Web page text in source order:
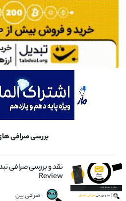
بررسی صرافی های
Review
صرافی بین